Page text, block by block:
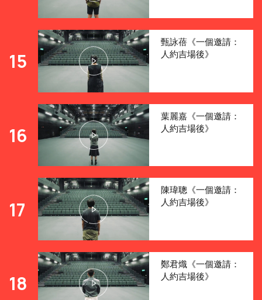
15
甄詠蓓《一個邀請：
人約吉場後》
16
葉麗嘉《一個邀請：
人約吉場後》
17
陳瑋聰《一個邀請：
人約吉場後》
18
鄭君熾《一個邀請：
人約吉場後》